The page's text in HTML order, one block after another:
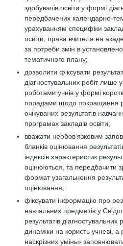
здобувачів освіти у формі
передбачених календарно-
урахуванням специфіки
освіти, права вчителя на
за потреби змін в
тематичного плану;
дозволити фіксувати
діагностувальних робіт лише
роботами учнів у формі
порадами щодо покращання
очікуваних результатів
програмах закладів освіти;
вважати необов’язковим
бланків оцінювання
індексів характеристик
оцінюються, та передбачити
формат узагальнення
оцінювання;
фіксувати інформацію про
навчальних предметів у
результатів діагностувальних
динаміки на користь учневі, а
наскрізних умінь»